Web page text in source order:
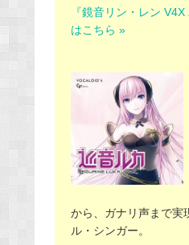
『鏡音リン・レン
はこちら »
から、ガナリ声まで実
ル・シンガー。